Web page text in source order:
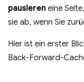
pausieren eine
sie ab, wenn Sie
Hier ist ein erster
Back-Forward-